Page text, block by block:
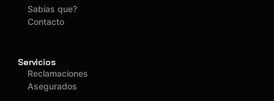
Sabías que?
Contacto
Servicios
Reclamaciones
Asegurados